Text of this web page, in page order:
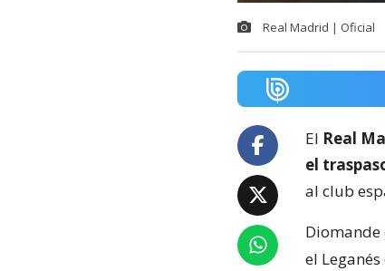
Real Madrid | Oficial
El Real
el
al club
Diomande
el